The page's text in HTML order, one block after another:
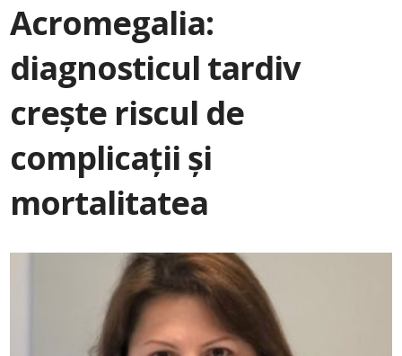
Acromegalia:
diagnosticul tardiv
crește riscul de
complicații și
mortalitatea